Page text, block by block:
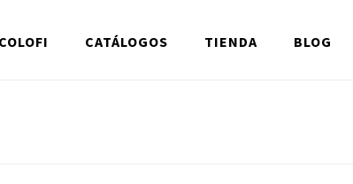
CATÁLOGOS TIENDA BLOG